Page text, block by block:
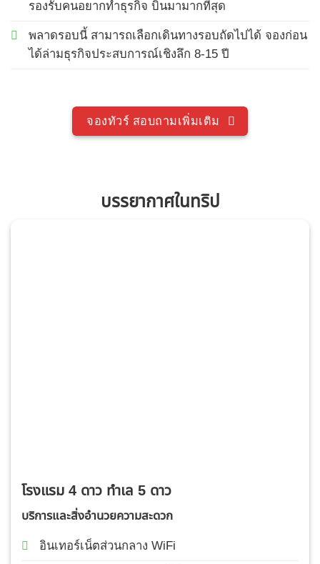
รองรับคนอยากทำธุรกิจ บินมามากที่สุด
พลาดรอบนี้ สามารถเลือกเดินทางรอบถัดไปได้ จองก่อน
ได้ล่ามธุรกิจประสบการณ์เชิงลึก 8-15 ปี
จองทัวร์ สอบถามเพิ่มเติม
บรรยากาศในทริป
โรงแรม 4 ดาว ทำเล 5 ดาว
บริการและสิ่งอำนวยความสะดวก
อินเทอร์เน็ตส่วนกลาง WiFi